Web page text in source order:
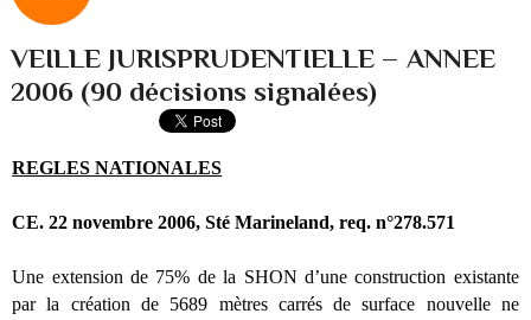
VEILLE JURISPRUDENTIELLE – ANNEE
2006 (90 décisions signalées)
REGLES NATIONALES
CE. 22 novembre 2006, Sté Marineland, req. n°278.571
Une extension de 75% de la SHON d’une construction existante
par la création de 5689 mètres carrés de surface nouvelle ne